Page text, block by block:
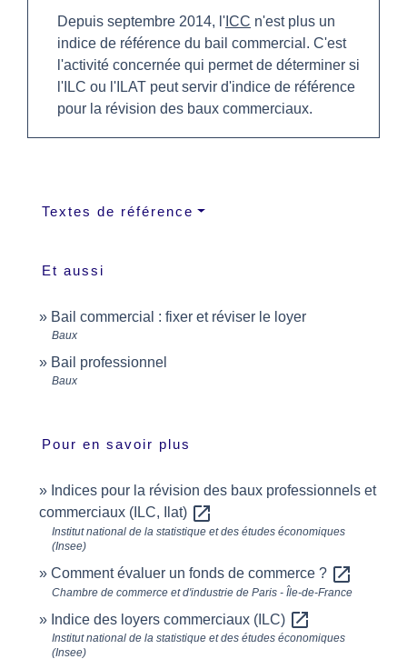
Depuis septembre 2014, l' ICC n'est plus un
indice de référence du bail commercial. C'est
l'activité concernée qui permet de déterminer si
l'ILC ou l'ILAT peut servir d'indice de référence
pour la révision des baux commerciaux.
Textes de référence
Et aussi
Bail commercial : fixer et réviser le loyer
Baux
Bail professionnel
Baux
Pour en savoir plus
Indices pour la révision des baux professionnels et
commerciaux (ILC, Ilat) open_in_new
Institut national de la statistique et des études économiques
(Insee)
Comment évaluer un fonds de commerce ? open_in_new
Chambre de commerce et d'industrie de Paris - Île-de-France
Indice des loyers commerciaux (ILC) open_in_new
Institut national de la statistique et des études économiques
(Insee)